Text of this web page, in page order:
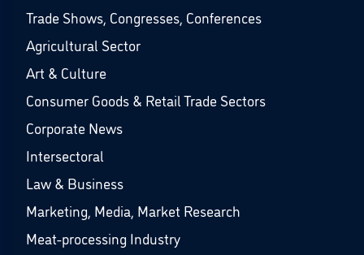
Trade Shows, Congresses, Conferences
Agricultural Sector
Art & Culture
Consumer Goods & Retail Trade Sectors
Corporate News
Intersectoral
Law & Business
Marketing, Media, Market Research
Meat-processing Industry